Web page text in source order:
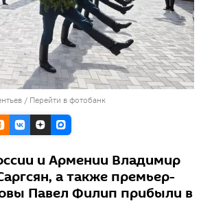
/ Перейти в фотобанк
и Армении Владимир
а также премьер-
Павел Филип прибыли в